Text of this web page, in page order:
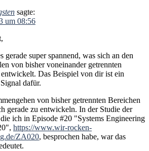
sagte:
um 08:56
gerade super spannend, was sich an den
von bisher voneinander getrennten
Das Beispiel von dir ist ein
dafür.
von bisher getrennten Bereichen
gerade zu entwickeln. In der Studie der
ich in Episode #20 "Systems Engineering
https://www.wir-rocken-
ZA020, besprochen habe, war das